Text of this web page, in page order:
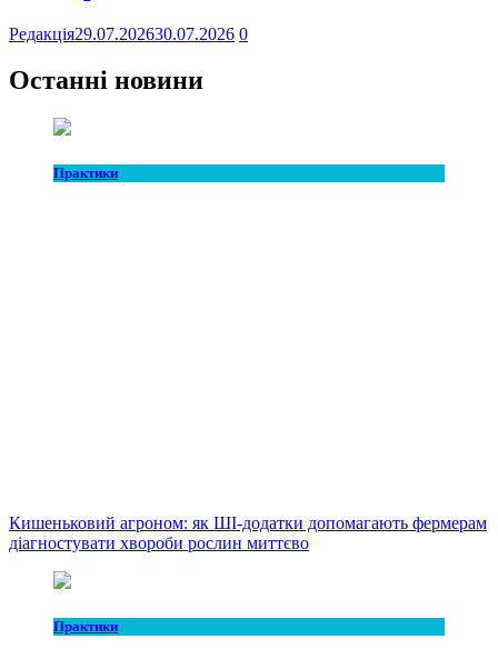
Редакція29.07.202630.07.2026 0
Останні новини
Практики
Кишеньковий агроном: як ШІ-додатки допомагають фермерам
діагностувати хвороби рослин миттєво
Практики